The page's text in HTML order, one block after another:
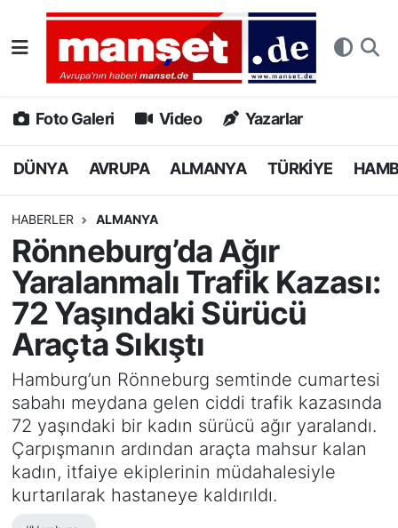
Foto Galeri Video Yazarlar
DÜNYA AVRUPA ALMANYA TÜRKİYE
HABERLER ALMANYA
Rönneburg’da Ağır
Yaralanmalı Trafik Kazası:
72 Yaşındaki Sürücü
Araçta Sıkıştı
Hamburg’un Rönneburg semtinde cumartesi
sabahı meydana gelen ciddi trafik kazasında
72 yaşındaki bir kadın sürücü ağır yaralandı.
Çarpışmanın ardından araçta mahsur kalan
kadın, itfaiye ekiplerinin müdahalesiyle
kurtarılarak hastaneye kaldırıldı.
DÜNYA
AVRUPA
ALMANYA
HAMBURG
SPOR
DEUTSCH
EKONOMİ
SİYASET
SAĞLIK
Nöbetçi Eczaneler
Hava Durumu
Namaz Vakitleri
Puan Durumu ve Fikstür
Tüm Manşetler
Son Dakika Haberleri
Haber Arşivi